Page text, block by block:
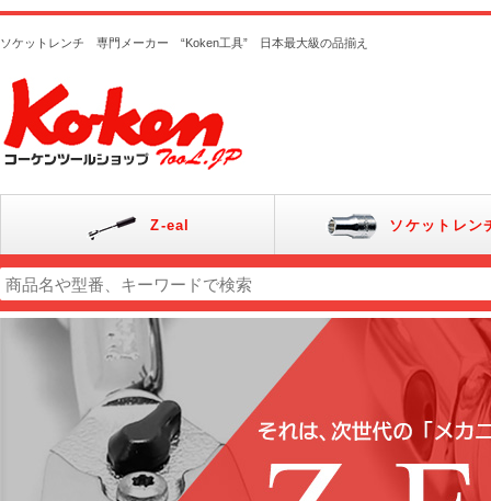
ソケットレンチ 専門メーカー “Koken工具” 日本最大級の品揃え
Z-eal ソケットレン